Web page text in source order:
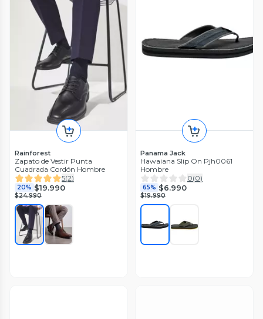
Rainforest
Zapato de Vestir Punta
Cuadrada Cordón Hombre
5(2)
20% $19.990
$24.990
Panama Jack
Hawaiana Slip On Pjh0061
Hombre
0(0)
65% $6.990
$19.990